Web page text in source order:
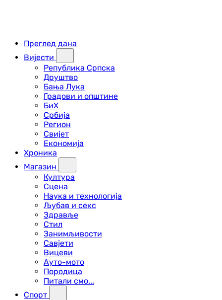
Преглед дана
Вијести
Република Српска
Друштво
Бања Лука
Градови и општине
БиХ
Србија
Регион
Свијет
Економија
Хроника
Магазин
Култура
Сцена
Наука и технологија
Љубав и секс
Здравље
Стил
Занимљивости
Савјети
Вицеви
Ауто-мото
Породица
Питали смо...
Спорт